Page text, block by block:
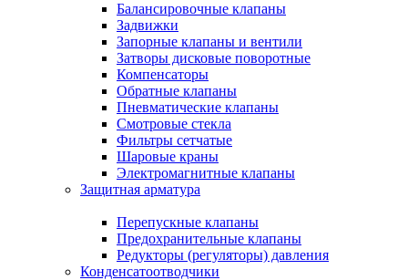
Балансировочные клапаны
Задвижки
Запорные клапаны и вентили
Затворы дисковые поворотные
Компенсаторы
Обратные клапаны
Пневматические клапаны
Смотровые стекла
Фильтры сетчатые
Шаровые краны
Электромагнитные клапаны
Защитная арматура
Перепускные клапаны
Предохранительные клапаны
Редукторы (регуляторы) давления
Конденсатоотводчики